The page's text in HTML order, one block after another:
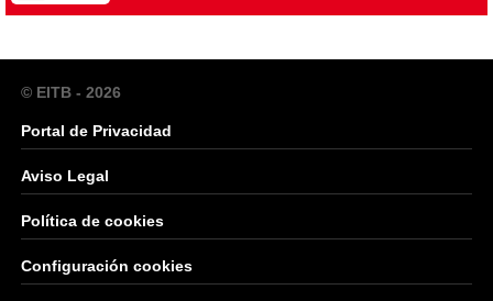
© EITB - 2026
Portal de Privacidad
Aviso Legal
Política de cookies
Configuración cookies